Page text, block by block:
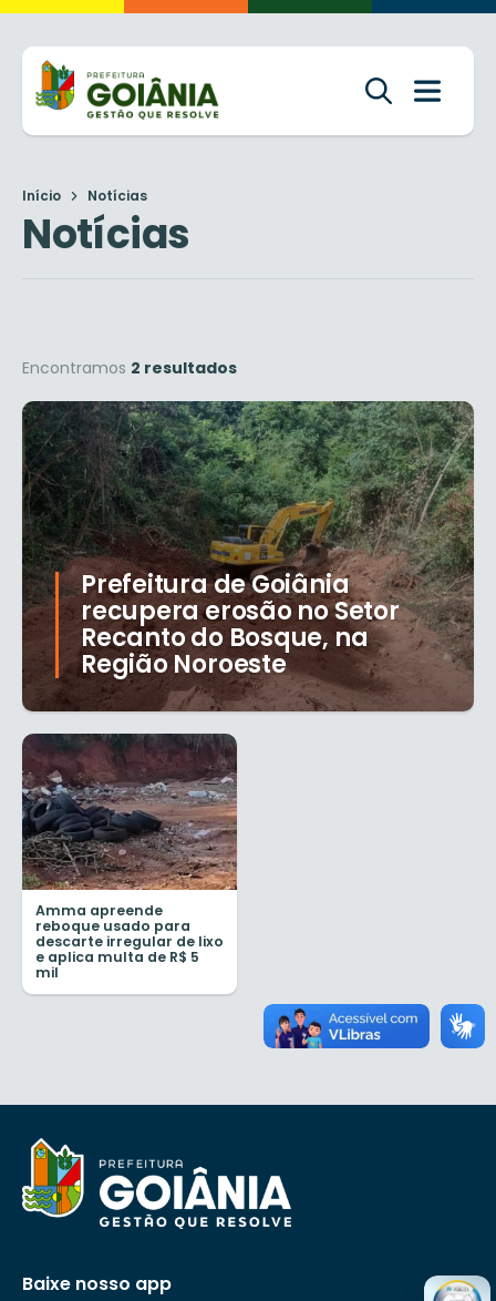
Início Notícias
Notícias
Encontramos 2 resultados
Prefeitura de Goiânia
recupera erosão no Setor
Recanto do Bosque, na
Região Noroeste
Amma apreende
reboque usado para
descarte irregular de lixo
e aplica multa de R$ 5
mil
Baixe nosso app